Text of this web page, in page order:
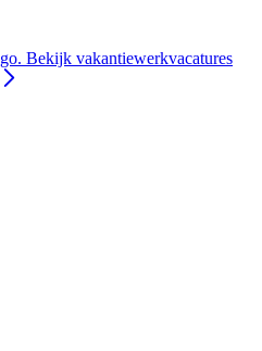
Bekijk vakantiewerkvacatures